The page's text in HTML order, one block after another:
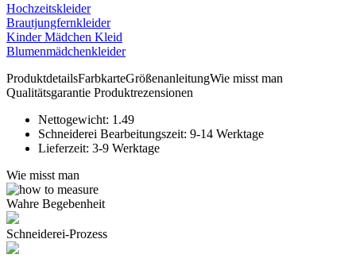
Hochzeitskleider
Brautjungfernkleider
Kinder Mädchen Kleid
Blumenmädchenkleider
ProduktdetailsFarbkarteGrößenanleitungWie misst man
Qualitätsgarantie Produktrezensionen
Nettogewicht: 1.49
Schneiderei Bearbeitungszeit: 9-14 Werktage
Lieferzeit: 3-9 Werktage
Wie misst man
Wahre Begebenheit
Schneiderei-Prozess